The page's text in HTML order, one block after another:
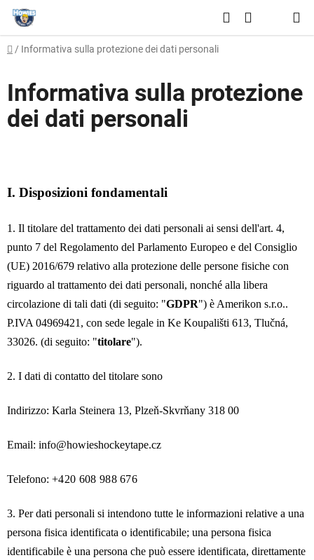
Vai
contenuto
Ricerca
SPESA
Casa
/ Informativa sulla protezione dei dati personali
Informativa sulla protezione
dei dati personali
I. Disposizioni fondamentali
1. Il titolare del trattamento dei dati personali ai sensi dell'art. 4,
punto 7 del Regolamento del Parlamento Europeo e del Consiglio
(UE) 2016/679 relativo alla protezione delle persone fisiche con
riguardo al trattamento dei dati personali, nonché alla libera
circolazione di tali dati (di seguito: "GDPR") è Amerikon s.r.o..
P.IVA 04969421, con sede legale in Ke Koupališti 613, Tlučná,
33026. (di seguito: "titolare").
2. I dati di contatto del titolare sono
Indirizzo: Karla Steinera 13, Plzeň-Skvrňany 318 00
Email: info@howieshockeytape.cz
Telefono: +420 608 988 676
3. Per dati personali si intendono tutte le informazioni relative a una
persona fisica identificata o identificabile; una persona fisica
identificabile è una persona che può essere identificata, direttamente